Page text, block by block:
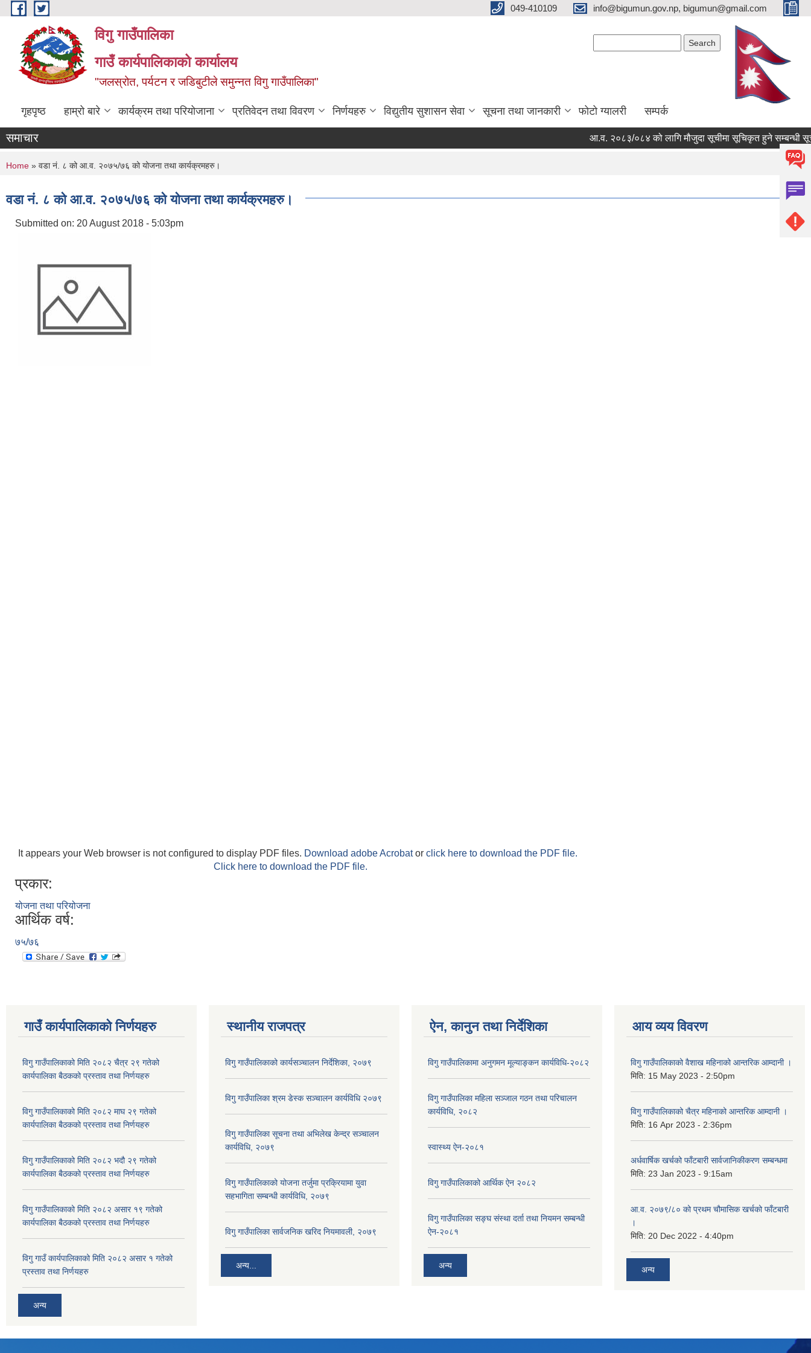
Skip to main content 049-410109 info@bigumun.gov.np, bigumun@gmail.com
विगु गाउँपालिका
गाउँ कार्यपालिकाको कार्यालय
"जलस्रोत, पर्यटन र जडिबुटीले समुन्नत विगु गाउँपालिका"
गृहपृष्ठ हाम्रो बारे कार्यक्रम तथा परियोजाना प्रतिवेदन तथा विवरण निर्णयहरु विद्युतीय सुशासन सेवा सूचना तथा जानकारी फोटो ग्यालरी सम्पर्क
समाचार आ.व. २०८३/०८४ को लागि मौजुदा सूचीमा सूचिकृत हुने सम्बन्धी सूचना
You are here
Home » वडा नं. ८ को आ.व. २०७५/७६ को योजना तथा कार्यक्रमहरु।
वडा नं. ८ को आ.व. २०७५/७६ को योजना तथा कार्यक्रमहरु।
Submitted on: 20 August 2018 - 5:03pm
It appears your Web browser is not configured to display PDF files. Download adobe Acrobator click here to download the PDF file.
Click here to download the PDF file.
प्रकार:
योजना तथा परियोजना
आर्थिक वर्ष:
७५/७६
गाउँ कार्यपालिकाकाे निर्णयहरु
विगु गाउँपालिकाको मिति २०८२ चैत्र २९ गतेको
कार्यपालिका बैठकको प्रस्ताव तथा निर्णयहरु
विगु गाउँपालिकाको मिति २०८२ माघ २९ गतेको
कार्यपालिका बैठकको प्रस्ताव तथा निर्णयहरु
विगु गाउँपालिकाको मिति २०८२ भदौ २९ गतेको
कार्यपालिका बैठकको प्रस्ताव तथा निर्णयहरु
विगु गाउँपालिकाको मिति २०८२ असार १९ गतेको
कार्यपालिका बैठकको प्रस्ताव तथा निर्णयहरु
विगु गाउँ कार्यपालिकाको मिति २०८२ असार १ गतेको
प्रस्ताव तथा निर्णयहरु
अन्य
स्थानीय राजपत्र
विगु गाउँपालिकाको कार्यसञ्‍चालन निर्देशिका, २०७९
विगु गाउँपालिका श्रम डेस्क सञ्चालन कार्यविधि २०७९
विगु गाउँपालिका सूचना तथा अभिलेख केन्द्र सञ्चालन
कार्यविधि, २०७९
विगु गाउँपालिकाको योजना तर्जुमा प्रक्रियामा युवा
सहभागिता सम्बन्धी कार्यविधि, २०७९
विगु गाउँपालिका सार्वजनिक खरिद नियमावली, २०७९
अन्य...
ऐन, कानुन तथा निर्देशिका
विगु गाउँपालिकामा अनुगमन मूल्याङ्कन कार्यविधि-२०८२
विगु गाउँपालिका महिला सञ्जाल गठन तथा परिचालन
कार्यविधि, २०८२
स्वास्थ्य ऐन-२०८१
विगु गाउँपालिकाको आर्थिक ऐन २०८२
विगु गाउँपालिका सङ्घ संस्था दर्ता तथा नियमन सम्बन्धी
ऐन-२०८१
अन्य
आय व्यय विवरण
विगु गाउँपालिकाको वैशाख महिनाको आन्तरिक आम्दानी ।
मिति: 15 May 2023 - 2:50pm
विगु गाउँपालिकाको चैत्र महिनाको आन्तरिक आम्दानी ।
मिति: 16 Apr 2023 - 2:36pm
अर्धवार्षिक खर्चको फाँटबारी सार्वजानिकीकरण सम्बन्धमा
मिति: 23 Jan 2023 - 9:15am
आ.व. २०७९/८० को प्रथम चौमासिक खर्चको फाँटबारी
।
मिति: 20 Dec 2022 - 4:40pm
अन्य